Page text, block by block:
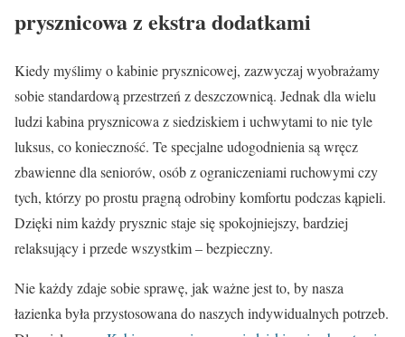
prysznicowa z ekstra dodatkami
Kiedy myślimy o kabinie prysznicowej, zazwyczaj wyobrażamy
sobie standardową przestrzeń z deszczownicą. Jednak dla wielu
ludzi kabina prysznicowa z siedziskiem i uchwytami to nie tyle
luksus, co konieczność. Te specjalne udogodnienia są wręcz
zbawienne dla seniorów, osób z ograniczeniami ruchowymi czy
tych, którzy po prostu pragną odrobiny komfortu podczas kąpieli.
Dzięki nim każdy prysznic staje się spokojniejszy, bardziej
relaksujący i przede wszystkim – bezpieczny.
Nie każdy zdaje sobie sprawę, jak ważne jest to, by nasza
łazienka była przystosowana do naszych indywidualnych potrzeb.